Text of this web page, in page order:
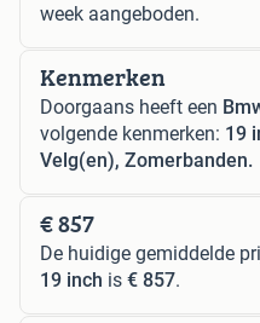
week aangeboden.
Kenmerken
Doorgaans heeft een
volgende kenmerken: 19
Velg(en), Zomerbanden.
€ 857
De huidige gemiddelde
19 inch is € 857.